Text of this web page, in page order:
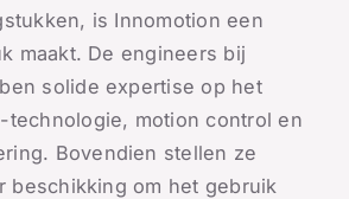
is Innomotion een
maakt. De engineers bij
solide expertise op het
technologie, motion control en
Bovendien stellen ze
beschikking om het gebruik